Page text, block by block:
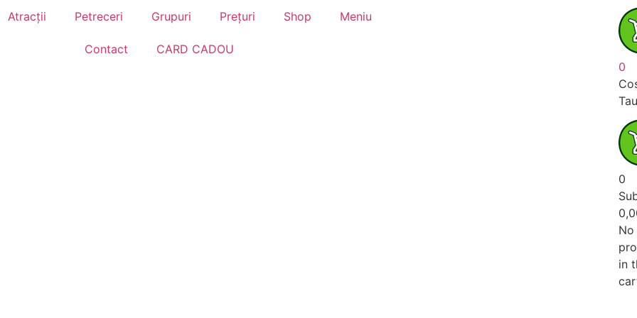
Atracții Petreceri Grupuri Prețuri Shop Meniu
Contact
CARD CADOU
0
Tau
0
No
in